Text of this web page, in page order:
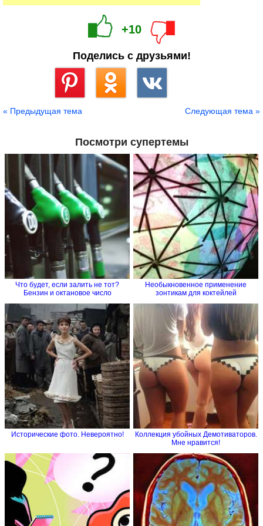
+10
Поделись с друзьями!
« Предыдущая тема Следующая тема »
Посмотри супертемы
Что будет, если залить не тот?
Бензин и октановое число
Необыкновенное применение
зонтикам для коктейлей
Исторические фото. Невероятно!
Коллекция убойных Демотиваторов.
Мне нравится!